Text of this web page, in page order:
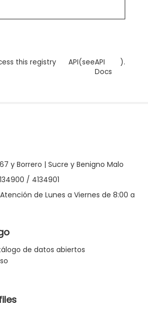
this registry
API(seeAPI
Docs
).
y Borrero | Sucre y Benigno Malo
/ 4134901
Atención de Lunes a Viernes de 8:00 a
de datos abiertos